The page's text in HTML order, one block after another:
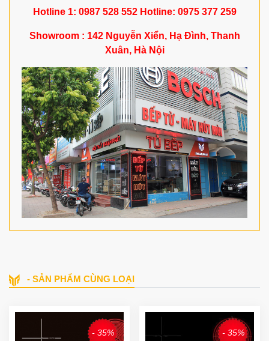
Hotline 1: 0987 528 552 Hotline: 0975 377 259
Showroom : 142 Nguyễn Xiển, Hạ Đình, Thanh
Xuân, Hà Nội
- SẢN PHẨM CÙNG LOẠI
- 35% - 35%